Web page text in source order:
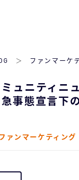
ファンマーケ
ミュニティニ
事態宣言下
ァンマーケティング